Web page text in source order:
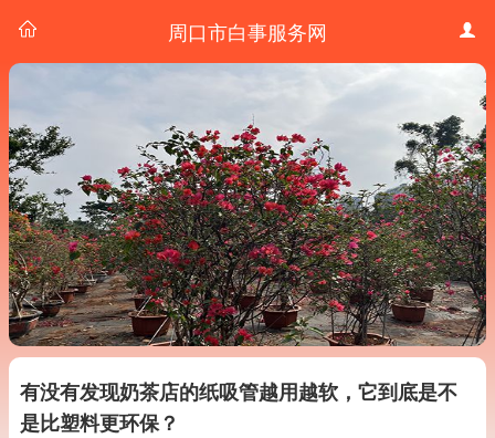
周口市白事服务网
有没有发现奶茶店的纸吸管越用越软，它到底是不
是比塑料更环保？